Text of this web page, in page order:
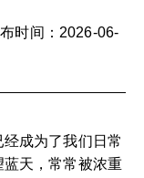
时间：2026-06-
成为了我们日常
天，常常被浓重